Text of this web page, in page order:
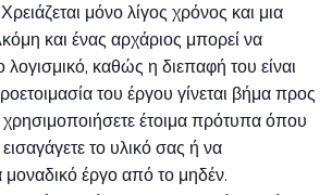
μόνο λίγος χρόνος και μια
και ένας αρχάριος μπορεί να
λογισμικό, καθώς η διεπαφή του είναι
του έργου γίνεται βήμα προς
έτοιμα πρότυπα όπου
το υλικό σας ή να
μοναδικό έργο από το μηδέν.